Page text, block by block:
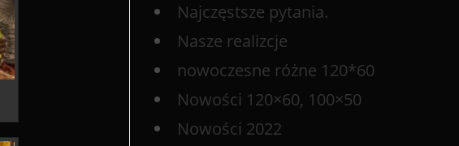
Najczęstsze pytania.
Nasze realizcje
nowoczesne różne 120*60
Nowości 120×60, 100×50
Nowości 2022